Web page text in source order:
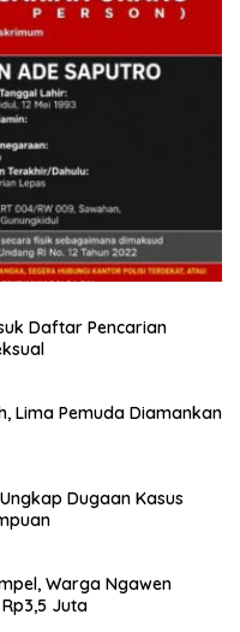
Daftar Pencarian
Lima Pemuda Diamankan
Dugaan Kasus
Warga Ngawen
Juta